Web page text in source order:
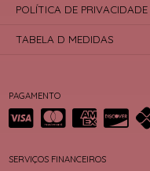
PAGAMENTO
SERVIÇOS FINANCEIROS
POLÍTICA DE
TABELA D MEDIDAS